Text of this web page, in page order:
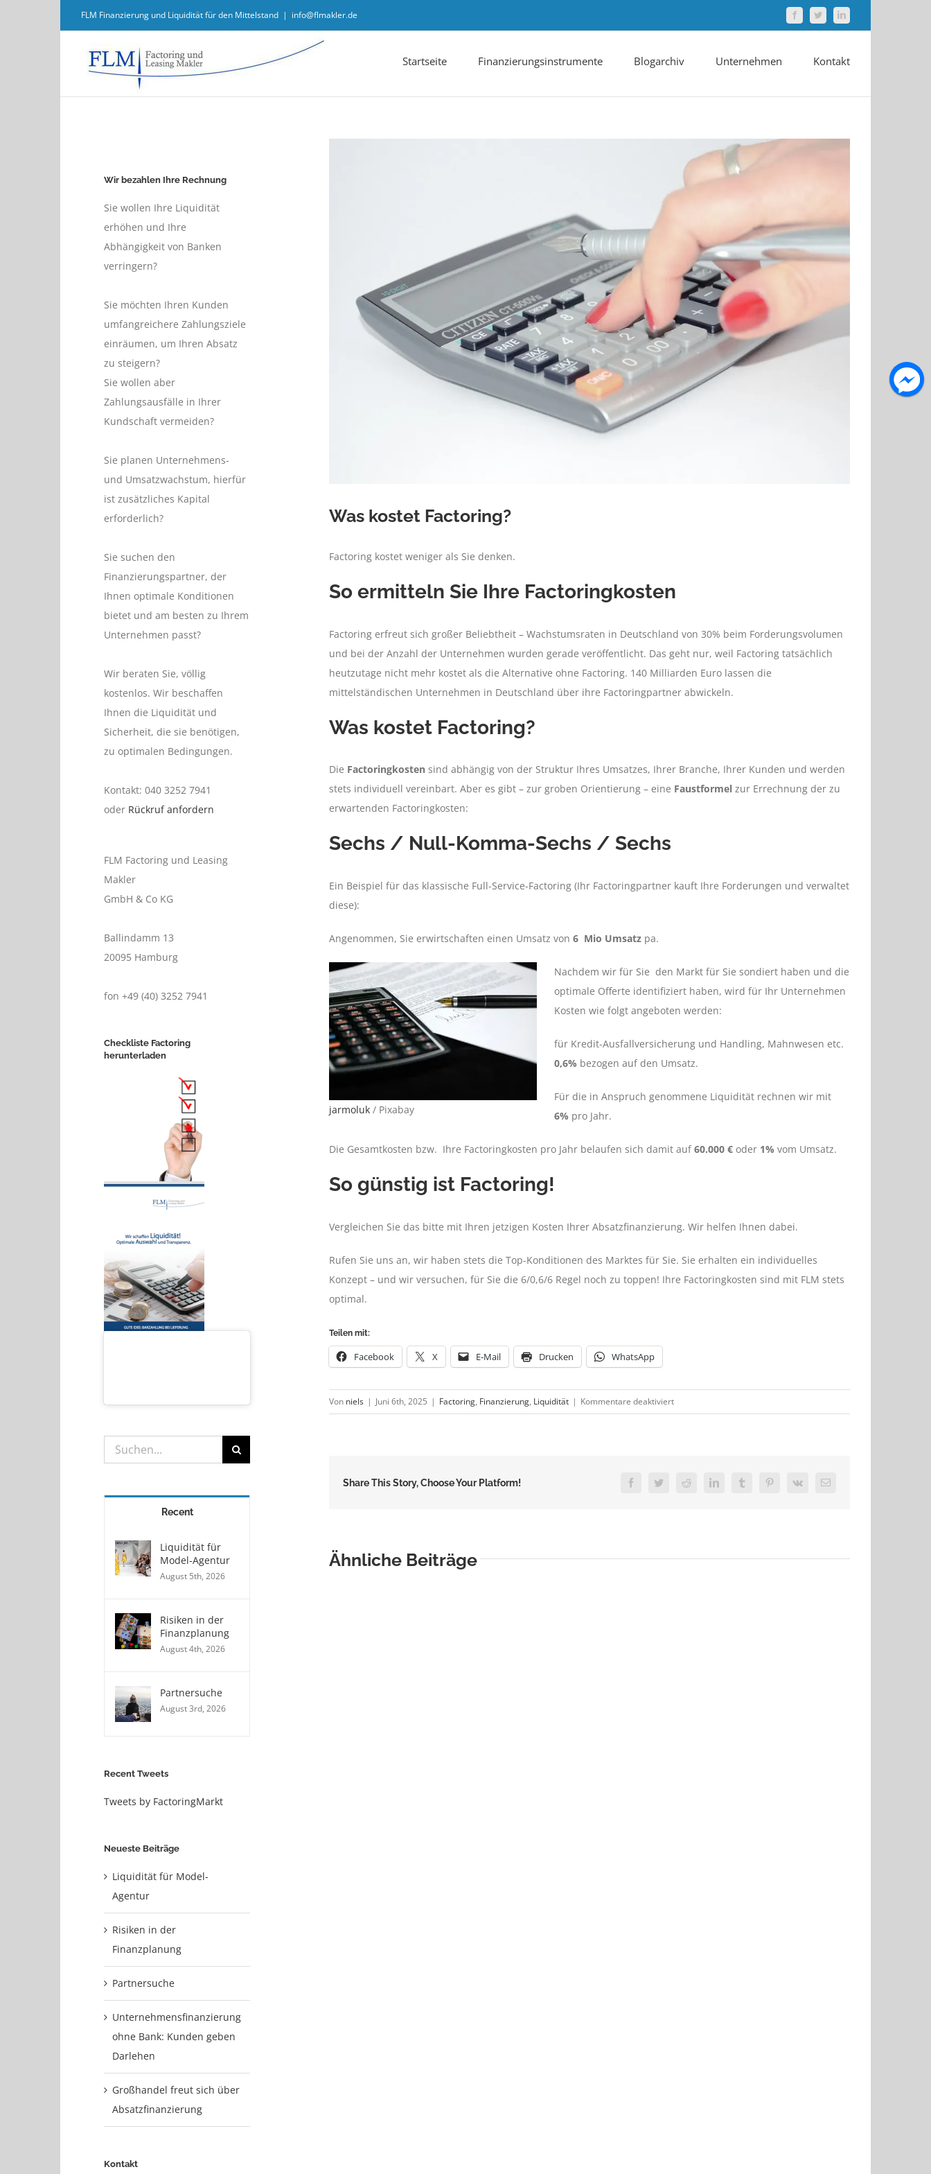
FLM Finanzierung und Liquidität für den Mittelstand | info@flmakler.de FacebookTwitterLinkedIn
Startseite Finanzierungsinstrumente Blogarchiv Unternehmen Kontakt
Was kostet Factoring?
Factoring kostet weniger als Sie denken.
So ermitteln Sie Ihre Factoringkosten
Factoring erfreut sich großer Beliebtheit – Wachstumsraten in Deutschland von 30% beim Forderungsvolumen
und bei der Anzahl der Unternehmen wurden gerade veröffentlicht. Das geht nur, weil Factoring tatsächlich
heutzutage nicht mehr kostet als die Alternative ohne Factoring. 140 Milliarden Euro lassen die
mittelständischen Unternehmen in Deutschland über ihre Factoringpartner abwickeln.
Was kostet Factoring?
Die Factoringkosten sind abhängig von der Struktur Ihres Umsatzes, Ihrer Branche, Ihrer Kunden und werden
stets individuell vereinbart. Aber es gibt – zur groben Orientierung – eine Faustformelzur Errechnung der zu
erwartenden Factoringkosten:
Sechs / Null-Komma-Sechs / Sechs
Ein Beispiel für das klassische Full-Service-Factoring (Ihr Factoringpartner kauft Ihre Forderungen und verwaltet
diese):
Angenommen, Sie erwirtschaften einen Umsatz von 6 Mio Umsatzpa.
jarmoluk/ Pixabay
Nachdem wir für Sie den Markt für Sie sondiert haben und die
optimale Offerte identifiziert haben, wird für Ihr Unternehmen
Kosten wie folgt angeboten werden:
für Kredit-Ausfallversicherung und Handling, Mahnwesen etc.
0,6% bezogen auf den Umsatz.
Für die in Anspruch genommene Liquidität rechnen wir mit
6% pro Jahr.
Die Gesamtkosten bzw. Ihre Factoringkosten pro Jahr belaufen sich damit auf60.000 €oder 1% vom Umsatz.
So günstig ist Factoring!
Vergleichen Sie das bitte mit Ihren jetzigen Kosten Ihrer Absatzfinanzierung. Wir helfen Ihnen dabei.
Rufen Sie uns an, wir haben stets die Top-Konditionen des Marktes für Sie. Sie erhalten ein individuelles
Konzept – und wir versuchen, für Sie die 6/0,6/6 Regel noch zu toppen! Ihre Factoringkosten sind mit FLM stets
optimal.
Teilen mit:
Facebook X E-Mail Drucken WhatsApp
Von niels | Juni 6th, 2025 | Factoring, Finanzierung, Liquidität | Kommentare deaktiviertfür
Was
Share This Story, Choose Your Platform! FacebookTwitterReddit LinkedInTumblrPinterest
Vk
E-
Ähnliche Beiträge
Wir bezahlen Ihre Rechnung
Sie wollen Ihre Liquidität
erhöhen und Ihre
Abhängigkeit von Banken
verringern?
Sie möchten Ihren Kunden
umfangreichere Zahlungsziele
einräumen, um Ihren Absatz
zu steigern?
Sie wollen aber
Zahlungsausfälle in Ihrer
Kundschaft vermeiden?
Sie planen Unternehmens-
und Umsatzwachstum, hierfür
ist zusätzliches Kapital
erforderlich?
Sie suchen den
Finanzierungspartner, der
Ihnen optimale Konditionen
bietet und am besten zu Ihrem
Unternehmen passt?
Wir beraten Sie, völlig
kostenlos. Wir beschaffen
Ihnen die Liquidität und
Sicherheit, die sie benötigen,
zu optimalen Bedingungen.
Kontakt: 040 3252 7941
oder Rückruf anfordern
FLM Factoring und Leasing
Makler
GmbH & Co KG
Ballindamm 13
20095 Hamburg
fon +49 (40) 3252 7941
Checkliste Factoring
herunterladen
Suche
nach:
Recent
Liquidität für
Model-Agentur
August 5th, 2026
Risiken in der
Finanzplanung
August 4th, 2026
Partnersuche
August 3rd, 2026
Recent Tweets
Tweets by FactoringMarkt
Neueste Beiträge
Liquidität für Model-
Agentur
Risiken in der
Finanzplanung
Partnersuche
Unternehmensfinanzierung
ohne Bank: Kunden geben
Darlehen
Großhandel freut sich über
Absatzfinanzierung
Kontakt